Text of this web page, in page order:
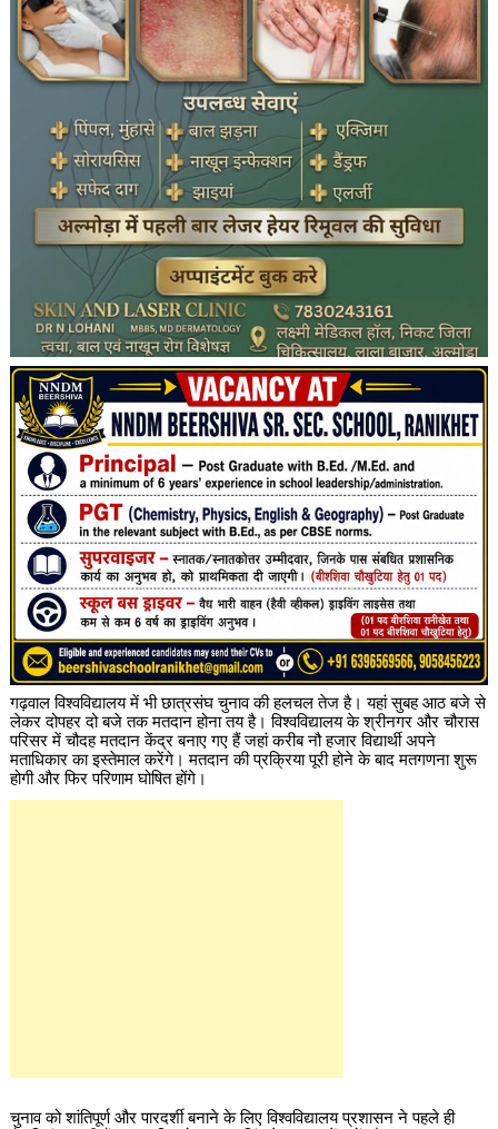
गढ़वाल विश्वविद्यालय में भी छात्रसंघ चुनाव की हलचल तेज है। यहां सुबह आठ बजे से
लेकर दोपहर दो बजे तक मतदान होना तय है। विश्वविद्यालय के श्रीनगर और चौरास
परिसर में चौदह मतदान केंद्र बनाए गए हैं जहां करीब नौ हजार विद्यार्थी अपने
मताधिकार का इस्तेमाल करेंगे। मतदान की प्रक्रिया पूरी होने के बाद मतगणना शुरू
होगी और फिर परिणाम घोषित होंगे।
चुनाव को शांतिपूर्ण और पारदर्शी बनाने के लिए विश्वविद्यालय प्रशासन ने पहले ही